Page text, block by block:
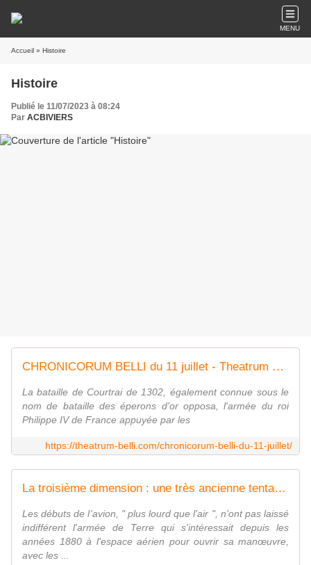
MENU
Accueil » Histoire
Histoire
Publié le 11/07/2023 à 08:24
Par ACBIVIERS
CHRONICORUM BELLI du 11 juillet - Theatrum Belli
La bataille de Courtrai de 1302, également connue sous le
nom de bataille des éperons d'or opposa, l'armée du roi
Philippe IV de France appuyée par les
https://theatrum-belli.com/chronicorum-belli-du-11-juillet/
La troisième dimension : une très ancienne tentation de l'armée de Terre
Les débuts de l'avion, " plus lourd que l'air ", n'ont pas laissé
indifférent l'armée de Terre qui s'intéressait depuis les
années 1880 à l'espace aérien pour ouvrir sa manœuvre,
avec les ...